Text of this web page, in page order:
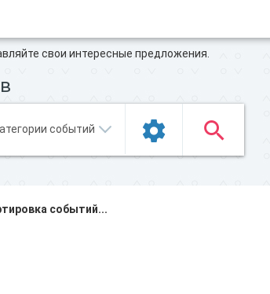
свои интересные предложения.
событий...